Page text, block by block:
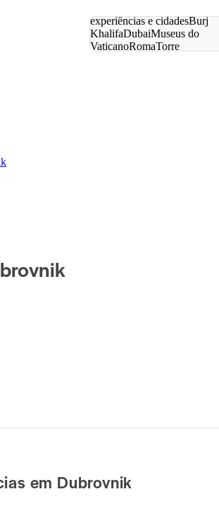
experiências e cidadesBurj
KhalifaDubaiMuseus do
VaticanoRomaTorre
em Dubrovnik